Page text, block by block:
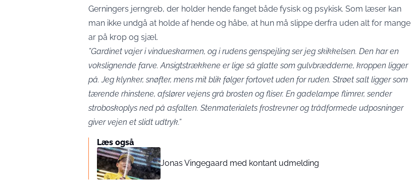
Gerningers jerngreb, der holder hende fanget både fysisk og psykisk. Som læser kan
man ikke undgå at holde af hende og håbe, at hun må slippe derfra uden alt for mange
ar på krop og sjæl.
”Gardinet vajer i vindueskarmen, og i rudens genspejling ser jeg skikkelsen. Den har en
vokslignende farve. Ansigtstrækkene er lige så glatte som gulvbrædderne, kroppen ligger
på. Jeg klynker, snøfter, mens mit blik følger fortovet uden for ruden. Strøet salt ligger som
tærende rhinstene, afslører vejens grå brosten og fliser. En gadelampe flimrer, sender
stroboskoplys ned på asfalten. Stenmaterialets frostrevner og trådformede udposninger
giver vejen et slidt udtryk.”
Læs også
Jonas Vingegaard med kontant udmelding